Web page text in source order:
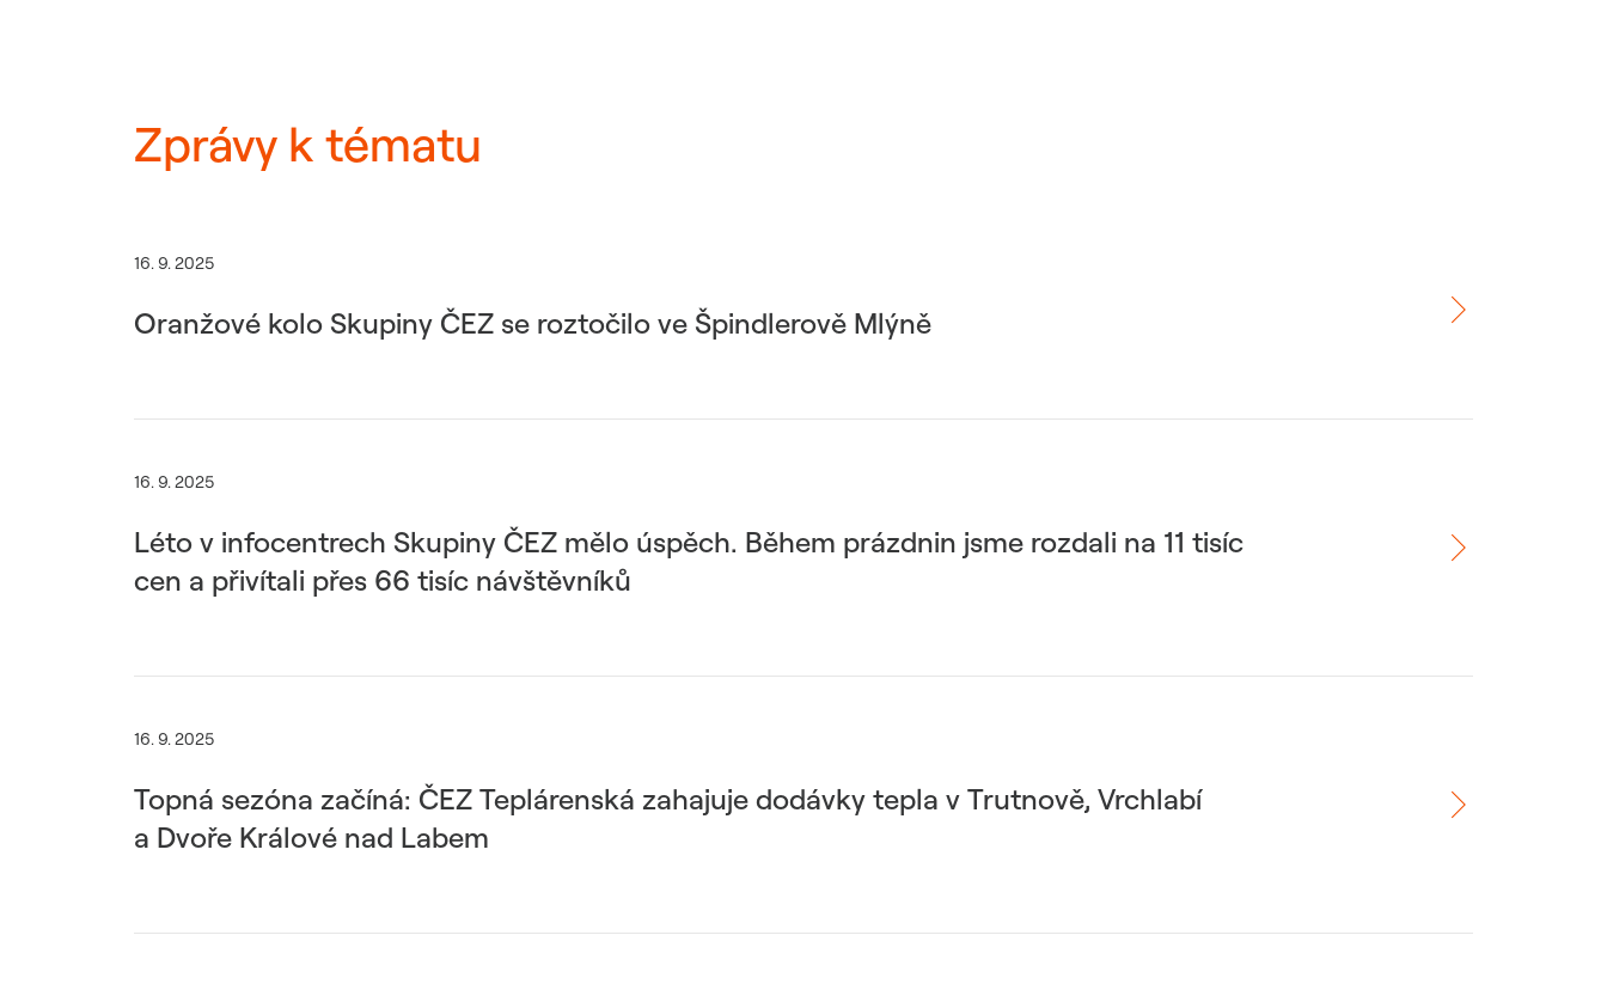
Zprávy k tématu
16. 9. 2025
Oranžové kolo Skupiny ČEZ se roztočilo ve Špindlerově Mlýně
16. 9. 2025
Léto v infocentrech Skupiny ČEZ mělo úspěch. Během prázdnin jsme rozdali na 11 tisíc
cen a přivítali přes 66 tisíc návštěvníků
16. 9. 2025
Topná sezóna začíná: ČEZ Teplárenská zahajuje dodávky tepla v Trutnově, Vrchlabí
a Dvoře Králové nad Labem